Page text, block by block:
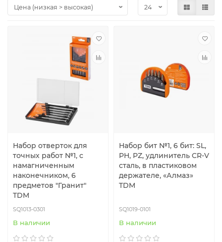
Набор отверток для
точных работ №1, с
намагниченным
наконечником, 6
предметов "Гранит"
TDM
SQ1013-0301
В наличии
Набор бит №1, 6 бит: SL,
PH, PZ, удлинитель CR-V
сталь, в пластиковом
держателе, «Алмаз»
TDM
SQ1019-0101
В наличии